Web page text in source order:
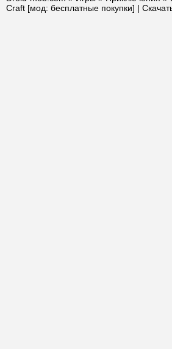
Craft [мод: бесплатные покупки] |